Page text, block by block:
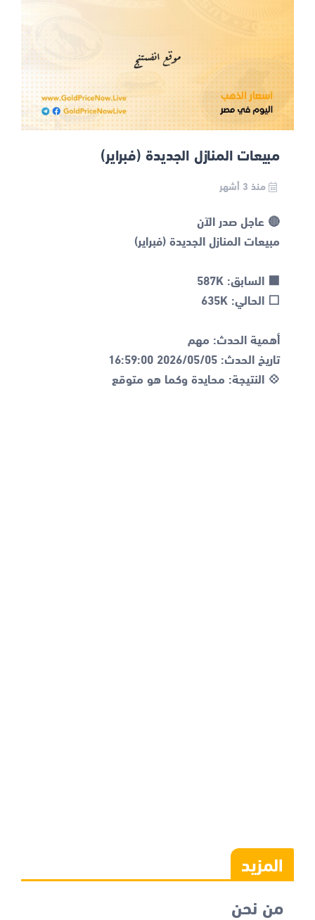
مبيعات المنازل الجديدة (فبراير)
منذ 3 أشهر
💠 النتيجة: محايدة وكما هو متوقع
المزيد
من نحن